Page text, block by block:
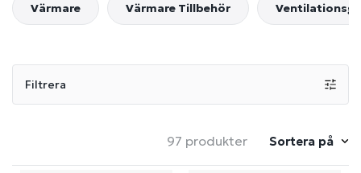
Värmare Värmare Tillbehör
Filtrera
97 produkter Sortera på